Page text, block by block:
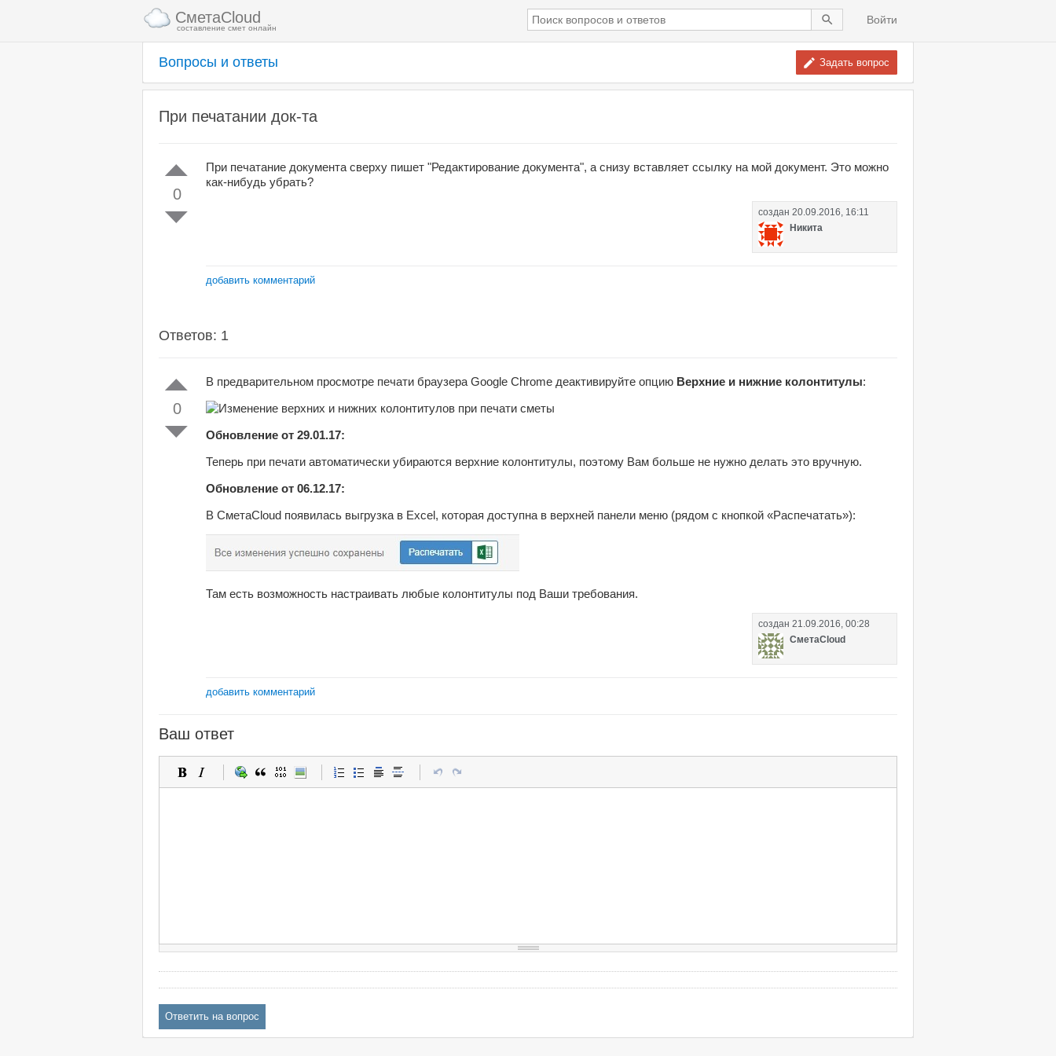
СметаCloud
составление смет онлайн
Войти
Вопросы и ответы Задать вопрос
При печатании док-та
0
При печатание документа сверху пишет "Редактирование документа", а снизу вставляет ссылку на мой документ. Это можно
как-нибудь убрать?
создан 20.09.2016, 16:11
Никита
добавить комментарий
Ответов: 1
0
В предварительном просмотре печати браузера Google Chrome деактивируйте опцию Верхние и нижние колонтитулы:
Обновление от 29.01.17:
Теперь при печати автоматически убираются верхние колонтитулы, поэтому Вам больше не нужно делать это вручную.
Обновление от 06.12.17:
В СметаCloud появилась выгрузка в Excel, которая доступна в верхней панели меню (рядом с кнопкой «Распечатать»):
Там есть возможность настраивать любые колонтитулы под Ваши требования.
создан 21.09.2016, 00:28
СметаCloud
добавить комментарий
Ваш ответ
Ответить на вопрос